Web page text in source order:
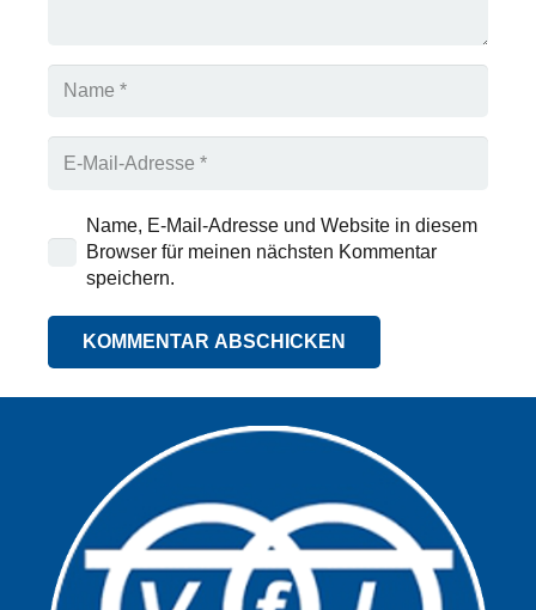
Name, E-Mail-Adresse und Website in diesem
Browser für meinen nächsten Kommentar
speichern.
KOMMENTAR ABSCHICKEN